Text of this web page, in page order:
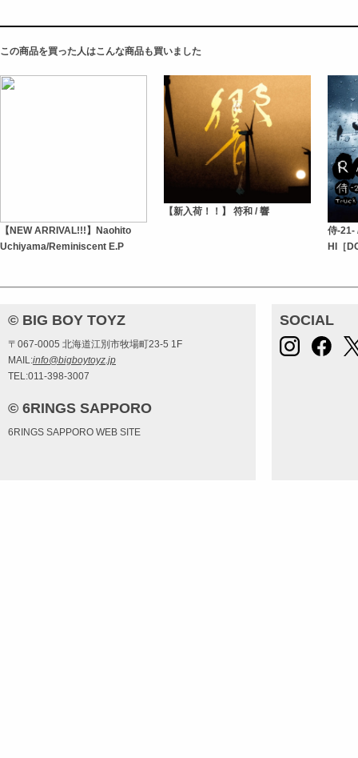
この商品を買った人はこんな商品も買いました
【NEW ARRIVAL!!!】Naohito
Uchiyama/Reminiscent E.P
【新入荷！！】 符和 / 響
侍-21-
HI［
© BIG BOY TOYZ
〒067-0005 北海道江別市牧場町23-5 1F
MAIL:info@bigboytoyz.jp
TEL:011-398-3007
© 6RINGS SAPPORO
6RINGS SAPPORO WEB SITE
SOCIAL